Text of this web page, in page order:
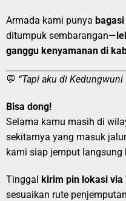
Armada kami punya
ditumpuk sembarangan—
ganggu kenyamanan di
💬 “Tapi aku di
Bisa dong!
Selama kamu masih di
sekitarnya yang masuk
kami siap jemput langsung
Tinggal kirim pin lokasi via
sesuaikan rute